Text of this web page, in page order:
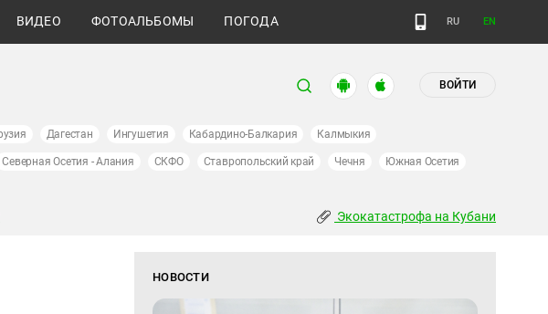
ВИДЕО ФОТОАЛЬБОМЫ ПОГОДА RU EN
ВОЙТИ
Дагестан Ингушетия Кабардино-Балкария Калмыкия
Северная Осетия - Алания СКФО Ставропольский край Чечня Южная Осетия
Экокатастрофа на Кубани
НОВОСТИ